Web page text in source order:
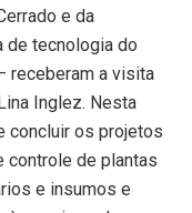
e da
de tecnologia do
receberam a visita
Inglez. Nesta
concluir os projetos
controle de plantas
e insumos e